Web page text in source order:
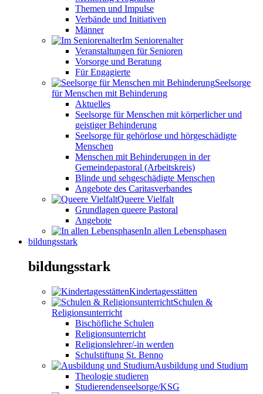
Themen und Impulse
Verbände und Initiativen
Männer
Im Seniorenalter
Veranstaltungen für Senioren
Vorsorge und Beratung
Für Engagierte
Seelsorge
für Menschen mit Behinderung
Aktuelles
Seelsorge für Menschen mit körperlicher und
geistiger Behinderung
Seelsorge für gehörlose und hörgeschädigte
Menschen
Menschen mit Behinderungen in der
Gemeindepastoral (Arbeitskreis)
Blinde und sehgeschädigte Menschen
Angebote des Caritasverbandes
Queere Vielfalt
Grundlagen queere Pastoral
Angebote
In allen Lebensphasen
bildungsstark
bildungsstark
Kindertagesstätten
Schulen &
Religionsunterricht
Bischöfliche Schulen
Religionsunterricht
Religionslehrer/-in werden
Schulstiftung St. Benno
Ausbildung und Studium
Theologie studieren
Studierendenseelsorge/KSG